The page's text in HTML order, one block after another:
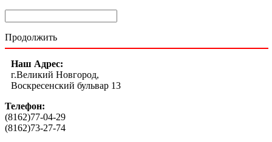
Продолжить
Наш Адрес:
г.Великий Новгород,
Воскресенский бульвар 13
Телефон:
(8162)77-04-29
(8162)73-27-74